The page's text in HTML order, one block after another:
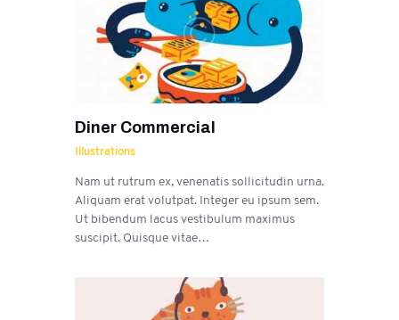
Diner Commercial
Illustrations
Nam ut rutrum ex, venenatis sollicitudin urna.
Aliquam erat volutpat. Integer eu ipsum sem.
Ut bibendum lacus vestibulum maximus
suscipit. Quisque vitae…